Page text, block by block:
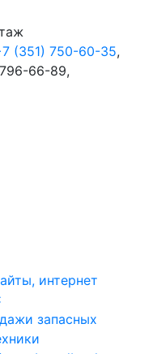
(351) 750-60-35,
66-89,
интернет
запасных